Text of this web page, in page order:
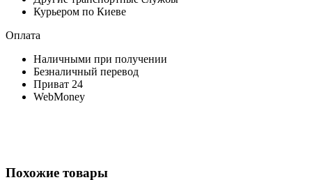
Курьером по Киеве
Оплата
Наличными при получении
Безналичный перевод
Приват 24
WebMoney
Похожие товары